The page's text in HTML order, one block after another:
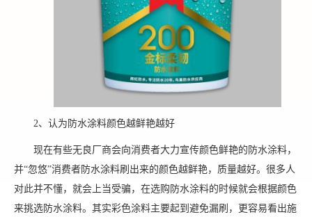
2、认为防水涂料颜色越鲜艳越好
现在有些无良厂商会向消费者大力宣传颜色鲜艳的防水涂料，
并“忽悠”消费者防水涂料刷出来的颜色越鲜艳，质量越好。很多人
对此并不懂，就会上当受骗，在选购防水涂料的时候就会根据颜色
来挑选防水涂料。其实彩色涂料主要起到避免漏刷，更容易看出施